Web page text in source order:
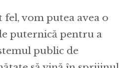
fel, vom putea avea o
puternică pentru a
public de